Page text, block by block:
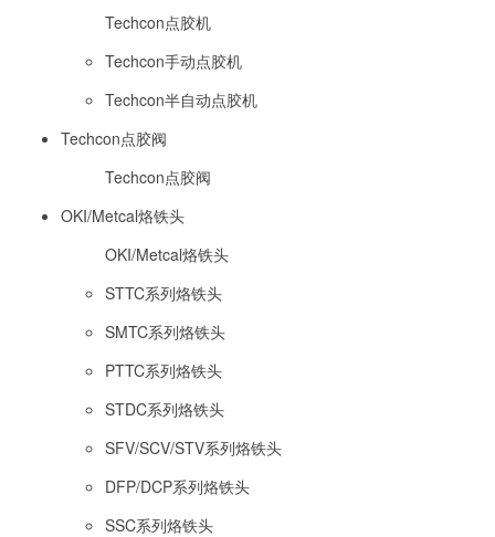
Techcon点胶机
Techcon手动点胶机
Techcon半自动点胶机
Techcon点胶阀
Techcon点胶阀
OKI/Metcal烙铁头
OKI/Metcal烙铁头
STTC系列烙铁头
SMTC系列烙铁头
PTTC系列烙铁头
STDC系列烙铁头
SFV/SCV/STV系列烙铁头
DFP/DCP系列烙铁头
SSC系列烙铁头